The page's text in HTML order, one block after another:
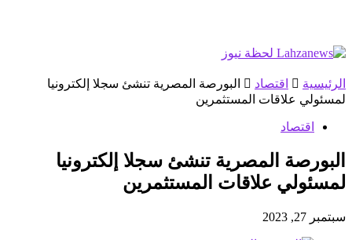
الرئيسية اقتصاد
البورصة المصرية تنشئ سجلا إلكترونيا
لمسئولي علاقات المستثمرين
اقتصاد
البورصة المصرية تنشئ سجلا إلكترونيا
لمسئولي علاقات المستثمرين
سبتمبر 27, 2023